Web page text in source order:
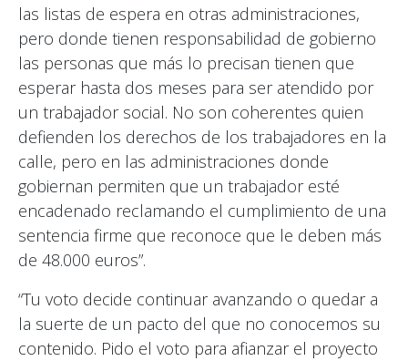
las listas de espera en otras administraciones,
pero donde tienen responsabilidad de gobierno
las personas que más lo precisan tienen que
esperar hasta dos meses para ser atendido por
un trabajador social. No son coherentes quien
defienden los derechos de los trabajadores en la
calle, pero en las administraciones donde
gobiernan permiten que un trabajador esté
encadenado reclamando el cumplimiento de una
sentencia firme que reconoce que le deben más
de 48.000 euros”.
“Tu voto decide continuar avanzando o quedar a
la suerte de un pacto del que no conocemos su
contenido. Pido el voto para afianzar el proyecto